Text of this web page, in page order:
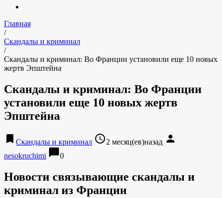
Главная
/
Скандалы и криминал
/
Скандалы и криминал: Во Франции установили еще 10 новых
жертв Эпштейна
Скандалы и криминал: Во Франции
установили еще 10 новых жертв
Эпштейна
bookmark Скандалы и криминал access_time2 месяц(ев)назад person
nesokruchimi chat_bubble0
Новости связывающие скандалы и
криминал из Франции